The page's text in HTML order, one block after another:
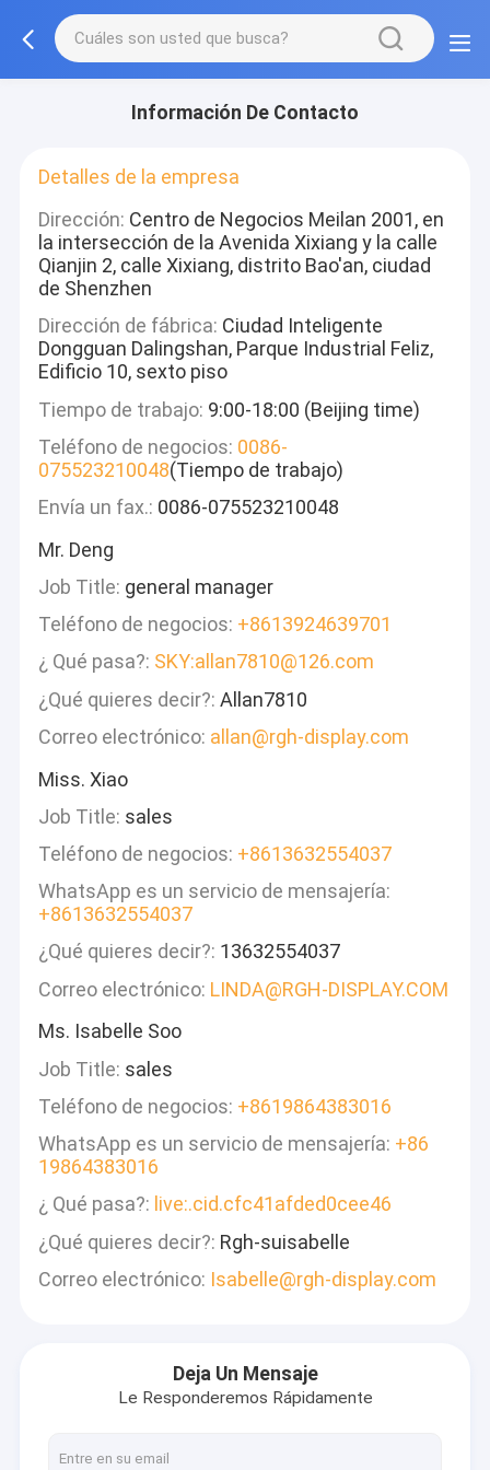
Información De Contacto
Detalles de la empresa
Dirección: Centro de Negocios Meilan 2001, en
la intersección de la Avenida Xixiang y la calle
Qianjin 2, calle Xixiang, distrito Bao'an, ciudad
de Shenzhen
Dirección de fábrica: Ciudad Inteligente
Dongguan Dalingshan, Parque Industrial Feliz,
Edificio 10, sexto piso
Tiempo de trabajo: 9:00-18:00 (Beijing time)
Teléfono de negocios: 0086-
075523210048(Tiempo de trabajo)
Envía un fax.: 0086-075523210048
Mr. Deng
Job Title: general manager
Teléfono de negocios: +8613924639701
¿ Qué pasa?: SKY:allan7810@126.com
¿Qué quieres decir?: Allan7810
Correo electrónico: allan@rgh-display.com
Miss. Xiao
Job Title: sales
Teléfono de negocios: +8613632554037
WhatsApp es un servicio de mensajería:
+8613632554037
¿Qué quieres decir?: 13632554037
Correo electrónico: LINDA@RGH-DISPLAY.COM
Ms. Isabelle Soo
Job Title: sales
Teléfono de negocios: +8619864383016
WhatsApp es un servicio de mensajería: +86
19864383016
¿ Qué pasa?: live:.cid.cfc41afded0cee46
¿Qué quieres decir?: Rgh-suisabelle
Correo electrónico: Isabelle@rgh-display.com
Deja Un Mensaje
Le Responderemos Rápidamente